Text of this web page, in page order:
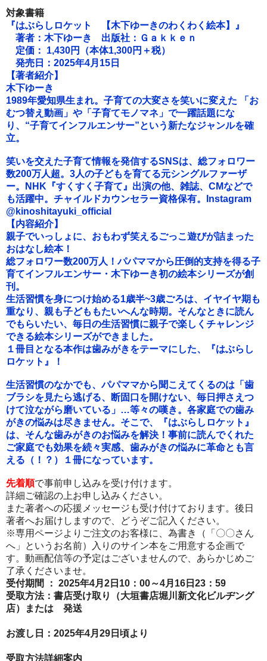
対象書籍
『はぶらしロケット 【木下ゆーきのわくわく絵本】』
著者：木下ゆーき
出版社：Ｇａｋｋｅｎ
定価： 1,430円（本体1,300円＋税）
発売日：2025年4月15日
【著者紹介】
木下ゆーき
1989年愛知県生まれ。子育ての大変さを笑いに変えた 「お
むつ替え動画」や「子育てモノマネ」で一躍話題にな
り、“子育てインフルエンサー”という新たなジャンルを確
立。
笑いを交えた子育て情報を発信するSNSは、総フォロワー
数200万人超。3人の子どもを育てる元シングルファーザ
ー。NHK『すくすく子育て』出演の他、雑誌、CMなどで
も活躍中。チャイルドカウンセラー資格保有。Instagram
@kinoshitayuki_official
【内容紹介】
親子でいっしょに、おもわず笑えるごっこ遊びが詰まった
おはなし絵本！
総フォロワー数200万人！パパママから圧倒的支持を得る子
育てインフルエンサー・木下ゆーき初の絵本シリーズが創
刊。
生活習慣を身につけ始める1歳半~3歳ごろは、イヤイヤ期も
重なり、親も子どももたいへんな時期。そんなときに読ん
でもらいたい、毎日の生活習慣に親子で楽しくチャレンジ
できる絵本シリーズができました。
１冊目となる本作は歯みがきをテーマにした、『はぶらし
ロケット』！
生活習慣のなかでも、パパママから聞こえてくるのは「歯
ブラシを見たら逃げる、断固口を開けない、毎日押さえつ
けて泣ながら磨いている」…等々の嘆き。各家庭での歯み
がきの悩みは尽きません。そこで、『はぶらしロケット』
は、そんな歯みがきのお悩みを解決！事前に読んでくれた
ご家庭でも効果を続々実感、歯みがきの悩みに革命とも言
える（！？）１冊になっています。
先着順で事前申し込みを受け付けます。
詳細ご確認の上お申し込みください。
また著者への応援メッセージも受け付けております。後日
著者へお届けしますので、どうぞご記入ください。
※専用ページよりご注文のお客様に、為書き（「〇〇さん
へ」というお名前）入りのサイン本をご用意する企画で
す。動画配信等の予定はございませんので、あらかじめご
了承くださいませ。
受付期間 ： 2025年4月2日10：00～4月16日23：59
受取方法：書店受け取り（大垣書店堀川新文化ビルヂング
店）または 発送
お渡し日： 2025年4月29日頃より
受取方法詳細案内